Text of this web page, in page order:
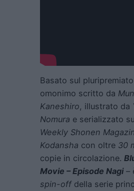
Basato sul
omonimo scritto da
Kaneshiro, illustrato da
Nomura e serializzato
Weekly Shonen
Kodansha con oltre 30
copie in circolazione.
Movie – Episode Nagi–
spin-off della serie